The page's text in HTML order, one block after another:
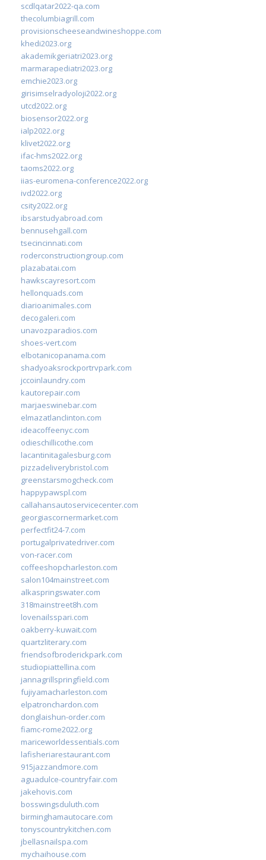
scdlqatar2022-qa.com
thecolumbiagrill.com
provisionscheeseandwineshoppe.com
khedi2023.org
akademikgeriatri2023.org
marmarapediatri2023.org
emchie2023.org
girisimselradyoloji2022.org
utcd2022.org
biosensor2022.org
ialp2022.org
klivet2022.org
ifac-hms2022.org
taoms2022.org
iias-euromena-conference2022.org
ivd2022.org
csity2022.org
ibsarstudyabroad.com
bennusehgall.com
tsecincinnati.com
roderconstructiongroup.com
plazabatai.com
hawkscayresort.com
hellonquads.com
diarioanimales.com
decogaleri.com
unavozparadios.com
shoes-vert.com
elbotanicopanama.com
shadyoaksrockportrvpark.com
jccoinlaundry.com
kautorepair.com
marjaeswinebar.com
elmazatlanclinton.com
ideacoffeenyc.com
odieschillicothe.com
lacantinitagalesburg.com
pizzadeliverybristol.com
greenstarsmogcheck.com
happypawspl.com
callahansautoservicecenter.com
georgiascornermarket.com
perfectfit24-7.com
portugalprivatedriver.com
von-racer.com
coffeeshopcharleston.com
salon104mainstreet.com
alkaspringswater.com
318mainstreet8h.com
lovenailsspari.com
oakberry-kuwait.com
quartzliterary.com
friendsofbroderickpark.com
studiopiattellina.com
jannagrillspringfield.com
fujiyamacharleston.com
elpatronchardon.com
donglaishun-order.com
fiamc-rome2022.org
mariceworldessentials.com
lafisheriarestaurant.com
915jazzandmore.com
aguadulce-countryfair.com
jakehovis.com
bosswingsduluth.com
birminghamautocare.com
tonyscountrykitchen.com
jbellasnailspa.com
mychaihouse.com